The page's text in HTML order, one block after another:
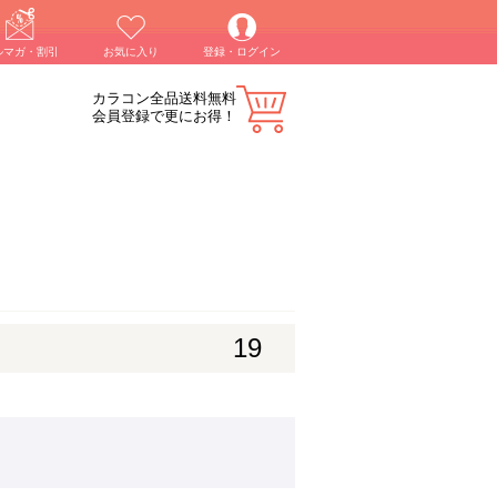
マガ・割引 お気に入り 登録・ログイン
カラコン全品送料無料
会員登録で更にお得！
19